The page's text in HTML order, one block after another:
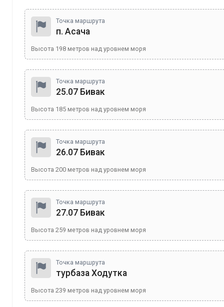
Точка маршрута
п. Асача
Высота 198 метров над уровнем моря
Точка маршрута
25.07 Бивак
Высота 185 метров над уровнем моря
Точка маршрута
26.07 Бивак
Высота 200 метров над уровнем моря
Точка маршрута
27.07 Бивак
Высота 259 метров над уровнем моря
Точка маршрута
турбаза Ходутка
Высота 239 метров над уровнем моря